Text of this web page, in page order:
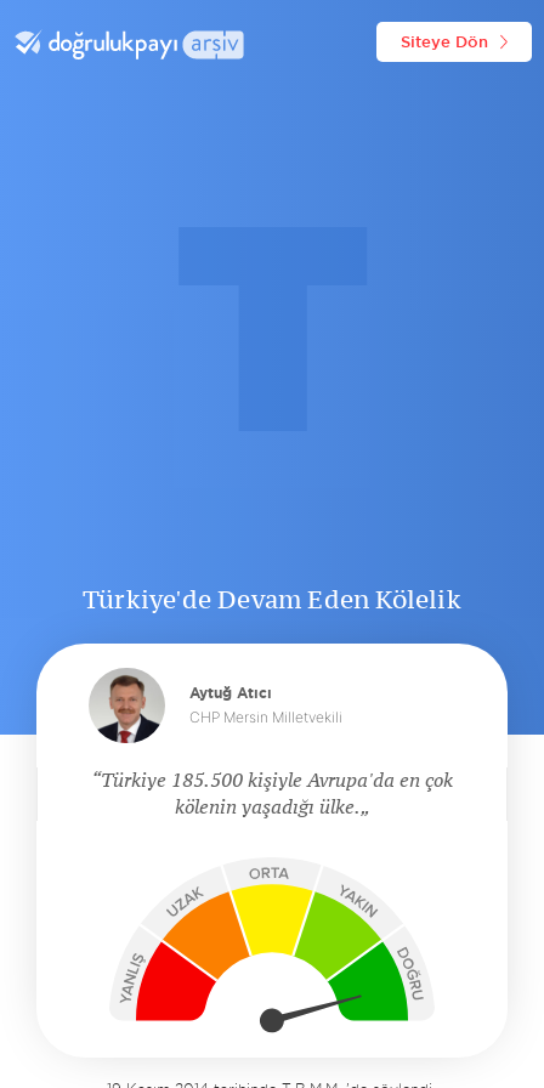
Siteye Dön
Türkiye'de Devam Eden Kölelik
Aytuğ Atıcı
CHP Mersin Milletvekili
Türkiye 185.500 kişiyle Avrupa'da en çok
kölenin yaşadığı ülke.